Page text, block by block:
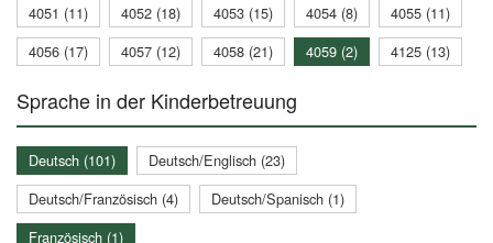
4051 (11) 4052 (18) 4053 (15) 4054 (8)
4055 (11)
4056 (17)
4057 (12) 4058 (21) 4059 (2) 4125 (13)
Sprache in der Kinderbetreuung
Deutsch (101)
Deutsch/Englisch (23)
Deutsch/Französisch (4)
Deutsch/Spanisch (1)
Französisch (1)